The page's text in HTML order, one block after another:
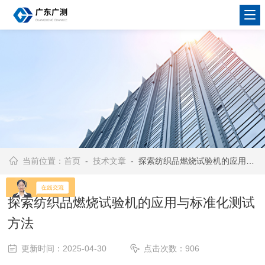
当前位置：首页 -技术文章 - 探索纺织品燃烧试验机的应用与标准化测试方法
探索纺织品燃烧试验机的应用与标准化测试
方法
更新时间：2025-04-30 点击次数：906